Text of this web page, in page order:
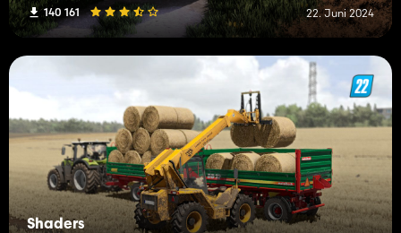
140 161 22. Juni 2024
Shaders